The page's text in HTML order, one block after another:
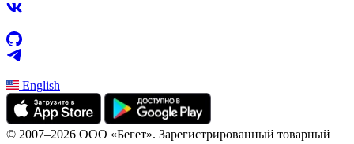
English
© 2007–2026 ООО «Бегет». Зарегистрированный товарный